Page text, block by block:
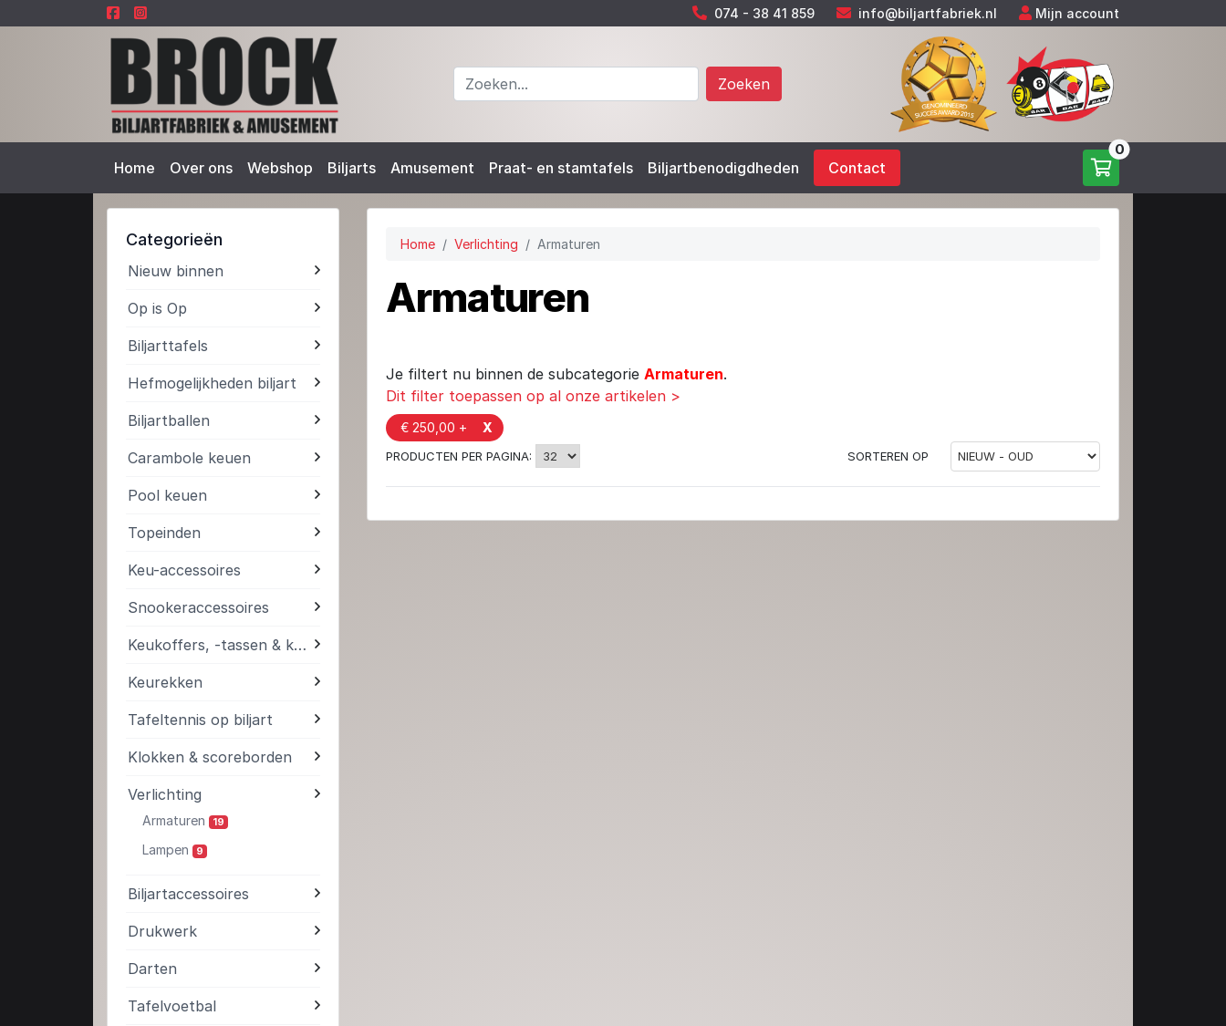
074 - 38 41 859 info@biljartfabriek.nl Mijn account
Zoeken
Home Over ons Webshop Biljarts Amusement Praat- en stamtafels Biljartbenodigdheden Contact
0
Categorieën
Nieuw binnen
Op is Op
Biljarttafels
Hefmogelijkheden biljart
Biljartballen
Carambole keuen
Pool keuen
Topeinden
Keu-accessoires
Snookeraccessoires
Keukoffers, -tassen & kokers
Keurekken
Tafeltennis op biljart
Klokken & scoreborden
Verlichting
Armaturen 19
Lampen 9
Biljartaccessoires
Drukwerk
Darten
Tafelvoetbal
Home Verlichting Armaturen
Armaturen
Je filtert nu binnen de subcategorie Armaturen.
Dit filter toepassen op al onze artikelen >
X
€ 250,00 +
PRODUCTEN PER PAGINA: SORTEREN OP